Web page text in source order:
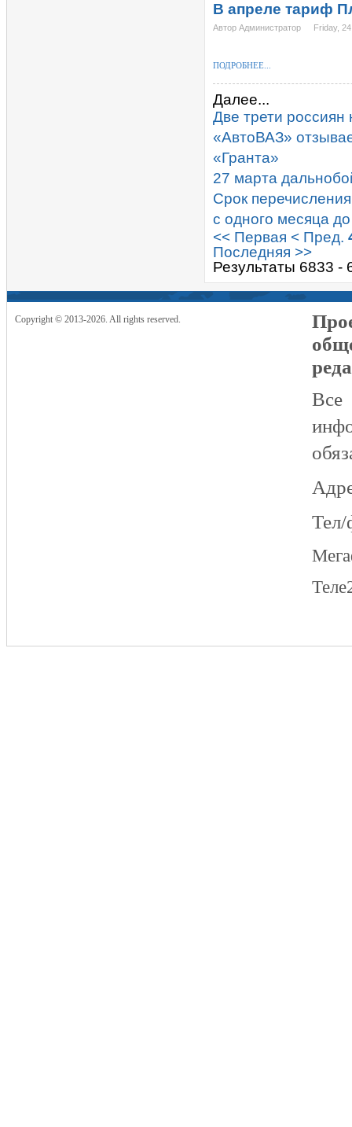
В апреле тариф
Автор Администратор Friday,
ПОДРОБНЕЕ...
Далее...
Две трети россиян
«АвтоВАЗ»
«Гранта»
27 марта
Срок
с одного месяца
<< Первая < Пред.
Последняя >>
Результаты 6833 -
Copyright © 2013-2026. All rights reserved.